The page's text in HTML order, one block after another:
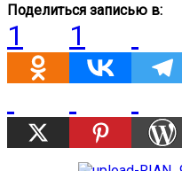
Поделиться записью в:
1 1